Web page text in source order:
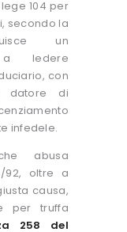
104 per
secondo la
un
a ledere
con
datore di
infedele.
abusa
92, oltre a
causa,
per truffa
258 del